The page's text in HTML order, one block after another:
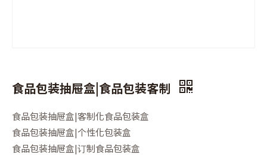
食品包装抽屉盒|食品包装客制
食品包装抽屉盒|客制化食品包装盒
食品包装抽屉盒|个性化包装盒
食品包装抽屉盒|订制食品包装盒